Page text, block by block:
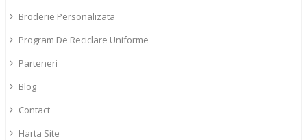
Broderie Personalizata
Program De Reciclare Uniforme
Parteneri
Blog
Contact
Harta Site